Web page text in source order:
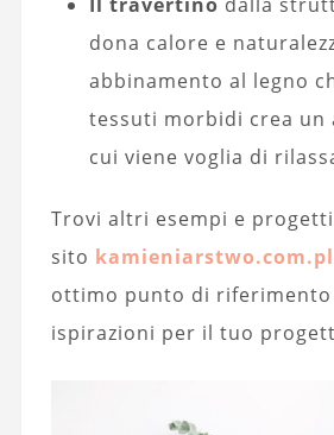
dona calore e
abbinamento al legno
tessuti morbidi crea un
cui viene voglia di
Trovi altri esempi e
sito kamieniarstwo.com.pl
ottimo punto di riferimento
ispirazioni per il tuo